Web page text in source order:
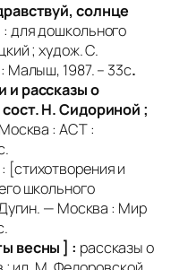
солнце
для дошкольного
; худож. С.
Малыш, 1987. – 33с.
и рассказы о
Н. Сидориной ;
: АСТ :
: [стихотворения и
школьного
— Москва : Мир
весны ] : рассказы о